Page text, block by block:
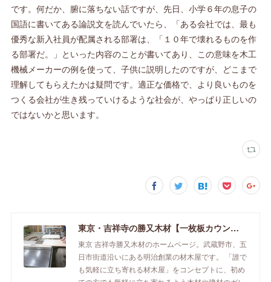
です。何だか、腑に落ちない話ですが、先日、小学６年の息子の
国語に書いてある論説文を読んでいたら、「ある会社では、最も
優秀な新入社員が配属される部署は、「１０年で壊れるものを作
る部署だ。」といった内容のことが書いてあり、この意味を木工
機械メーカーの例を使って、子供に説明したのですが、どこまで
理解してもらえたかは疑問です。適正な価格で、より良いものを
つくる会社が生き残っていけるような社会が、やっぱり正しいの
ではないかと思います。
東京・吉祥寺の勝又木材【一枚板カウンター】
東京 吉祥寺勝又木材のホームページ。武蔵野市、五
日市街道沿いにある明治創業の材木屋です。 「誰で
も気軽に立ち寄れる材木屋」をコンセプトに、初め